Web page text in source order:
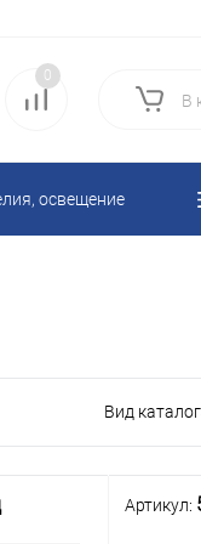
0
В
освещение
Вид
Артикул: